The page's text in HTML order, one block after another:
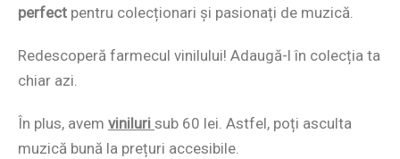
perfect pentru colecționari și pasionați de muzică.
Redescoperă farmecul vinilului! Adaugă-l în colecția ta
chiar azi.
În plus, avem viniluri sub 60 lei. Astfel, poți asculta
muzică bună la prețuri accesibile.